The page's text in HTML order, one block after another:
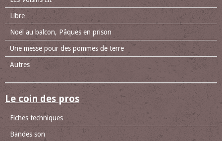
Libre
Noël au balcon, Pâques en prison
Une messe pour des pommes de terre
Autres
Le coin des pros
Fiches techniques
Bandes son